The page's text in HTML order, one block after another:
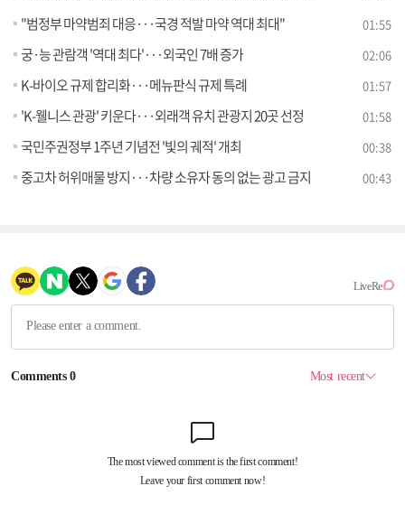
"범정부 마약범죄 대응···국경 적발 마약 역대 최대" 01:55
궁·능 관람객 '역대 최다'···외국인 7배 증가 02:06
K-바이오 규제 합리화···메뉴판식 규제 특례 01:57
'K-웰니스 관광' 키운다···외래객 유치 관광지 20곳 선정 01:58
국민주권정부 1주년 기념전 '빛의 궤적' 개최 00:38
중고차 허위매물 방지···차량 소유자 동의 없는 광고 금지 00:43